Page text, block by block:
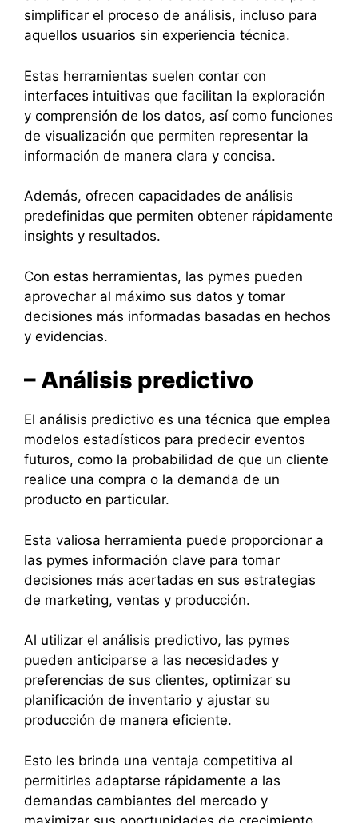
simplificar el proceso de análisis, incluso para
aquellos usuarios sin experiencia técnica.
Estas herramientas suelen contar con
interfaces intuitivas que facilitan la exploración
y comprensión de los datos, así como funciones
de visualización que permiten representar la
información de manera clara y concisa.
Además, ofrecen capacidades de análisis
predefinidas que permiten obtener rápidamente
insights y resultados.
Con estas herramientas, las pymes pueden
aprovechar al máximo sus datos y tomar
decisiones más informadas basadas en hechos
y evidencias.
– Análisis predictivo
El análisis predictivo es una técnica que emplea
modelos estadísticos para predecir eventos
futuros, como la probabilidad de que un cliente
realice una compra o la demanda de un
producto en particular.
Esta valiosa herramienta puede proporcionar a
las pymes información clave para tomar
decisiones más acertadas en sus estrategias
de marketing, ventas y producción.
Al utilizar el análisis predictivo, las pymes
pueden anticiparse a las necesidades y
preferencias de sus clientes, optimizar su
planificación de inventario y ajustar su
producción de manera eficiente.
Esto les brinda una ventaja competitiva al
permitirles adaptarse rápidamente a las
demandas cambiantes del mercado y